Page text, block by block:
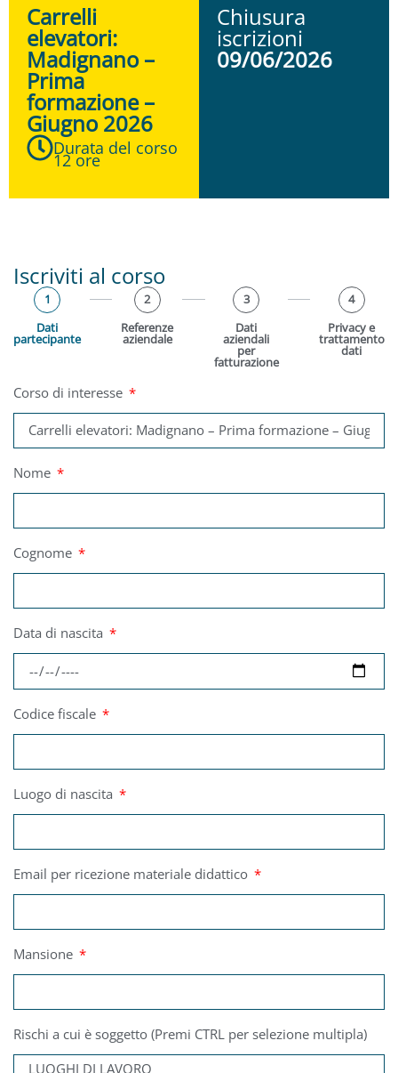
Carrelli
elevatori:
Madignano –
Prima
formazione –
Giugno 2026
Durata del corso
12 ore
Chiusura
iscrizioni
09/06/2026
Iscriviti al corso
1
Dati
partecipante
2
Referenze
aziendale
3
Dati
aziendali
per
fatturazione
4
Privacy e
trattamento
dati
Corso di interesse
Nome
Cognome
Data di nascita
Codice fiscale
Luogo di nascita
Email per ricezione materiale didattico
Mansione
Rischi a cui è soggetto (Premi CTRL per selezione multipla)